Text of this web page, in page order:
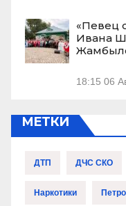
«Певец
Ивана
18:15 06
МЕТКИ
ДТП ДЧС СКО
Наркотики